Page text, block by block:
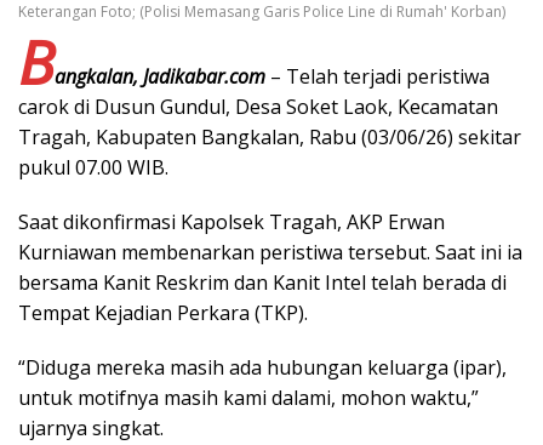
Keterangan Foto; (Polisi Memasang Garis Police Line di Rumah' Korban)
Bangkalan, Jadikabar.com – Telah terjadi peristiwa
carok di Dusun Gundul, Desa Soket Laok, Kecamatan
Tragah, Kabupaten Bangkalan, Rabu (03/06/26) sekitar
pukul 07.00 WIB.
Saat dikonfirmasi Kapolsek Tragah, AKP Erwan
Kurniawan membenarkan peristiwa tersebut. Saat ini ia
bersama Kanit Reskrim dan Kanit Intel telah berada di
Tempat Kejadian Perkara (TKP).
“Diduga mereka masih ada hubungan keluarga (ipar),
untuk motifnya masih kami dalami, mohon waktu,”
ujarnya singkat.